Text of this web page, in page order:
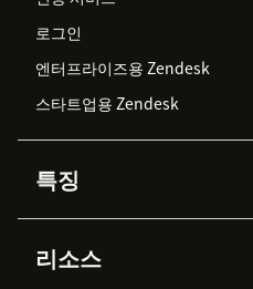
로그인
엔터프라이즈용 Zendesk
스타트업용 Zendesk
특징
Zendesk AI
리소스